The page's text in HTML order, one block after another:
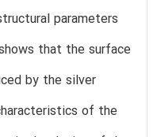
parameters
that the surface
by the silver
of the